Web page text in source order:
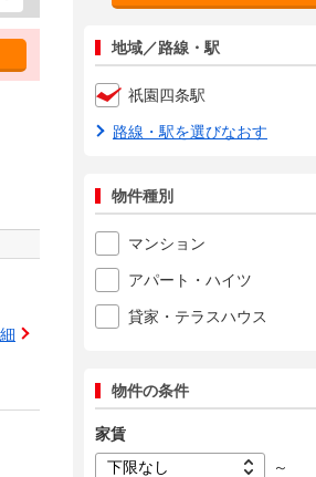
地域／路線・駅
祇園四条駅
路線・駅を選びなおす
物件種別
マンション
アパート・ハイツ
貸家・テラスハウス
物件の条件
家賃
～